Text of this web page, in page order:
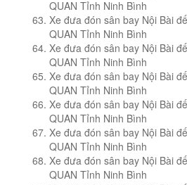
QUAN Tỉnh Ninh Bình
Xe đưa đón sân bay Nội Bài
QUAN Tỉnh Ninh Bình
Xe đưa đón sân bay Nội Bài
QUAN Tỉnh Ninh Bình
Xe đưa đón sân bay Nội Bài
QUAN Tỉnh Ninh Bình
Xe đưa đón sân bay Nội Bài
QUAN Tỉnh Ninh Bình
Xe đưa đón sân bay Nội Bài
QUAN Tỉnh Ninh Bình
Xe đưa đón sân bay Nội Bài
QUAN Tỉnh Ninh Bình